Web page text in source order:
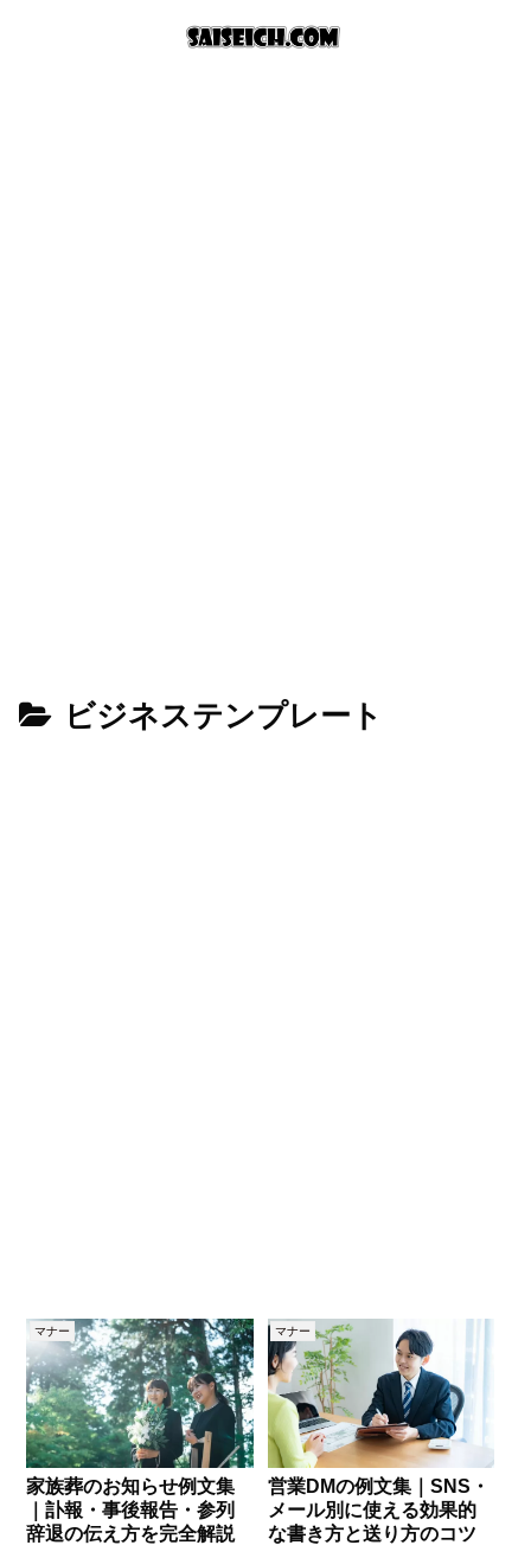
ビジネステンプレート
マナー
家族葬のお知らせ例文集
｜訃報・事後報告・参列
辞退の伝え方を完全解説
マナー
営業DMの例文集｜SNS・
メール別に使える効果的
な書き方と送り方のコツ